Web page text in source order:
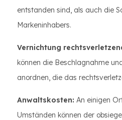
entstanden sind, als auch die
Markeninhabers.
Vernichtung
können die Beschlagnahme
anordnen, die das
Anwaltskosten: An einigen
Umständen können der